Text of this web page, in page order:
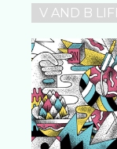
V AND B